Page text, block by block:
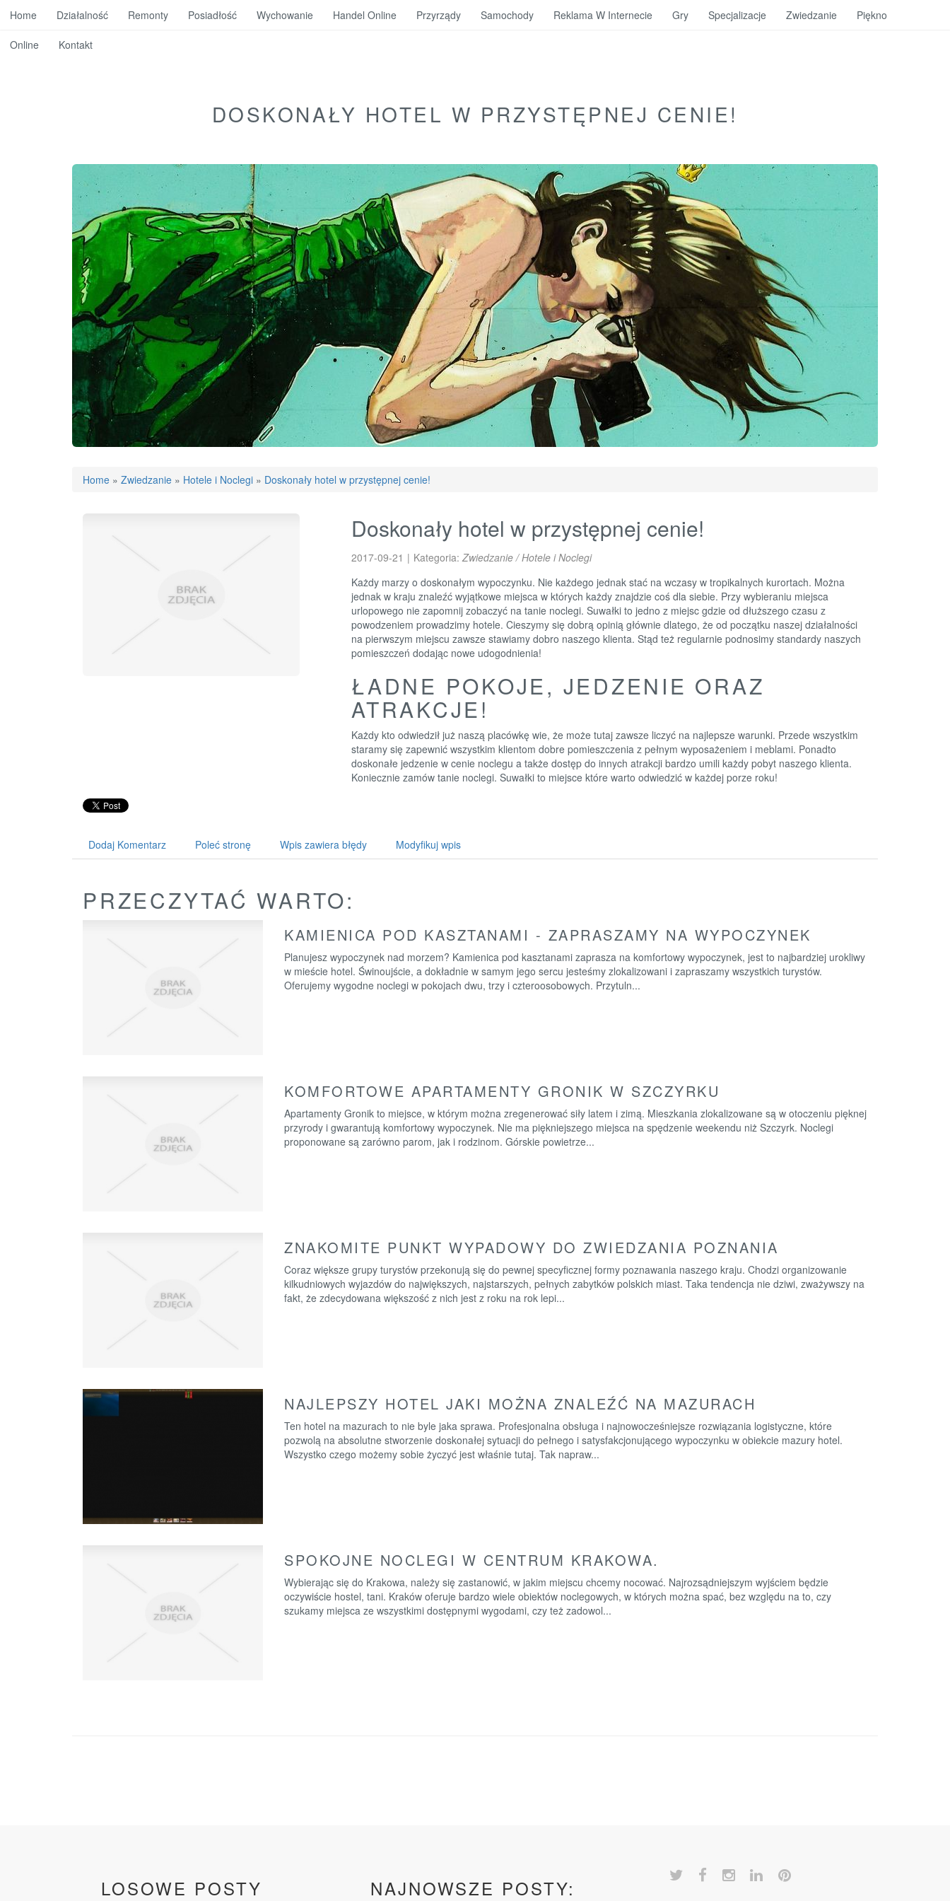
DOSKONAŁY HOTEL W PRZYSTĘPNEJ CENIE!
Home » Zwiedzanie » Hotele i Noclegi » Doskonały hotel w przystępnej cenie!
Doskonały hotel w przystępnej cenie!
2017-09-21 | Kategoria:Zwiedzanie / Hotele i Noclegi
Każdy marzy o doskonałym wypoczynku. Nie każdego jednak stać na wczasy w tropikalnych kurortach. Można
jednak w kraju znaleźć wyjątkowe miejsca w których każdy znajdzie coś dla siebie. Przy wybieraniu miejsca
urlopowego nie zapomnij zobaczyć na tanie noclegi. Suwałki to jedno z miejsc gdzie od dłuższego czasu z
powodzeniem prowadzimy hotele. Cieszymy się dobrą opinią głównie dlatego, że od początku naszej działalności
na pierwszym miejscu zawsze stawiamy dobro naszego klienta. Stąd też regularnie podnosimy standardy naszych
pomieszczeń dodając nowe udogodnienia!
ŁADNE POKOJE, JEDZENIE ORAZ
ATRAKCJE!
Każdy kto odwiedził już naszą placówkę wie, że może tutaj zawsze liczyć na najlepsze warunki. Przede wszystkim
staramy się zapewnić wszystkim klientom dobre pomieszczenia z pełnym wyposażeniem i meblami. Ponadto
doskonałe jedzenie w cenie noclegu a także dostęp do innych atrakcji bardzo umili każdy pobyt naszego klienta.
Koniecznie zamów tanie noclegi. Suwałki to miejsce które warto odwiedzić w każdej porze roku!
Dodaj Komentarz Poleć stronę Wpis zawiera błędy Modyfikuj wpis
PRZECZYTAĆ WARTO:
KAMIENICA POD KASZTANAMI - ZAPRASZAMY NA WYPOCZYNEK
Planujesz wypoczynek nad morzem? Kamienica pod kasztanami zaprasza na komfortowy wypoczynek, jest to najbardziej urokliwy
w mieście hotel. Świnoujście, a dokładnie w samym jego sercu jesteśmy zlokalizowani i zapraszamy wszystkich turystów.
Oferujemy wygodne noclegi w pokojach dwu, trzy i czteroosobowych. Przytuln...
KOMFORTOWE APARTAMENTY GRONIK W SZCZYRKU
Apartamenty Gronik to miejsce, w którym można zregenerować siły latem i zimą. Mieszkania zlokalizowane są w otoczeniu pięknej
przyrody i gwarantują komfortowy wypoczynek. Nie ma piękniejszego miejsca na spędzenie weekendu niż Szczyrk. Noclegi
proponowane są zarówno parom, jak i rodzinom. Górskie powietrze...
ZNAKOMITE PUNKT WYPADOWY DO ZWIEDZANIA POZNANIA
Coraz większe grupy turystów przekonują się do pewnej specyficznej formy poznawania naszego kraju. Chodzi organizowanie
kilkudniowych wyjazdów do największych, najstarszych, pełnych zabytków polskich miast. Taka tendencja nie dziwi, zważywszy na
fakt, że zdecydowana większość z nich jest z roku na rok lepi...
NAJLEPSZY HOTEL JAKI MOŻNA ZNALEŹĆ NA MAZURACH
Ten hotel na mazurach to nie byle jaka sprawa. Profesjonalna obsługa i najnowocześniejsze rozwiązania logistyczne, które
pozwolą na absolutne stworzenie doskonałej sytuacji do pełnego i satysfakcjonującego wypoczynku w obiekcie mazury hotel.
Wszystko czego możemy sobie życzyć jest właśnie tutaj. Tak napraw...
SPOKOJNE NOCLEGI W CENTRUM KRAKOWA.
Wybierając się do Krakowa, należy się zastanowić, w jakim miejscu chcemy nocować. Najrozsądniejszym wyjściem będzie
oczywiście hostel, tani. Kraków oferuje bardzo wiele obiektów noclegowych, w których można spać, bez względu na to, czy
szukamy miejsca ze wszystkimi dostępnymi wygodami, czy też zadowol...
LOSOWE POSTY NAJNOWSZE POSTY:
Home Działalność Remonty Posiadłość Wychowanie Handel Online Przyrządy Samochody Reklama W Internecie Gry Specjalizacje Zwiedzanie Piękno
Online Kontakt